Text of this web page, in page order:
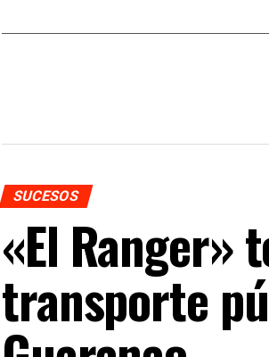
SUCESOS
«El Ranger»
transporte